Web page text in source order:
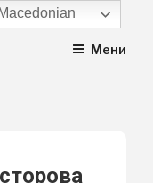
Мени
Macedonian